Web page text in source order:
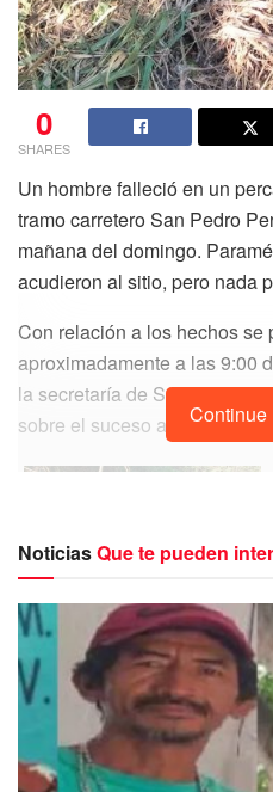
0
SHARES
Un hombre falleció en un
tramo carretero San Pedro
mañana del domingo.
acudieron al sitio, pero nada
Con relación a los hechos se
aproximadamente a las 9:00
la secretaría de Seguridad
sobre el suceso a través de
De inmediato, elementos
quienes al llegar se
vehículo gris que se
totalmente destrozado.
Continue
NoticiasQue te pueden